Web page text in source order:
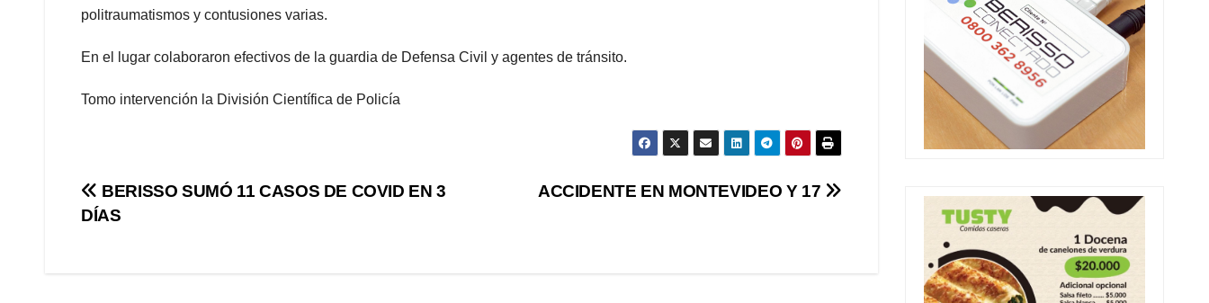
politraumatismos y contusiones varias.
En el lugar colaboraron efectivos de la guardia de Defensa Civil y agentes de tránsito.
Tomo intervención la División Científica de Policía
Navegación
ACCIDENTE EN MONTEVIDEO Y 17
BERISSO SUMÓ 11 CASOS DE COVID EN 3
DÍAS